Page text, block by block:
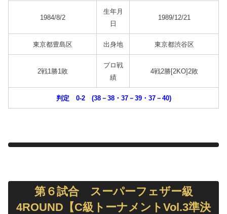
1984/8/2
生年月
日
1989/12/21
東京都豊島区 出身地 東京都渋谷区
2戦1勝1敗
プロ戦
績
4戦2勝[2KO]2敗
判定 0-2 (38－38・37－39・37－40)
第６試合 スーパーフェザー級
4ROUND【C級トーナメントVol.3準決